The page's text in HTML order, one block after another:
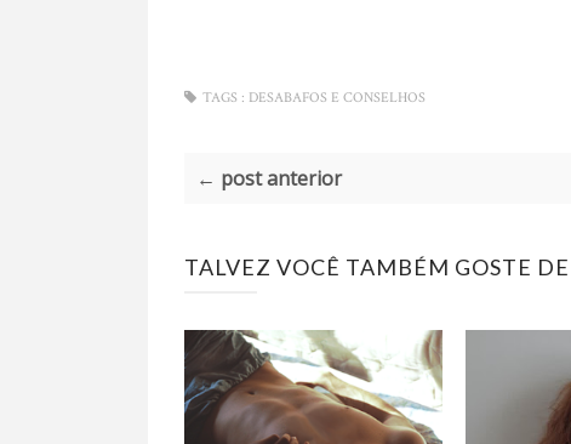
TAGS : DESABAFOS E CONSELHOS
← post anterior
TALVEZ VOCÊ TAMBÉM GOSTE DE